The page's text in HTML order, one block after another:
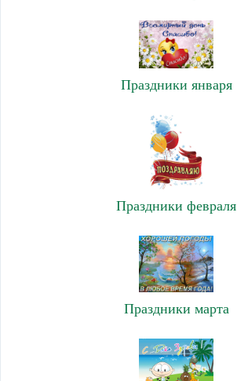
Праздники января
Праздники февраля
Праздники марта